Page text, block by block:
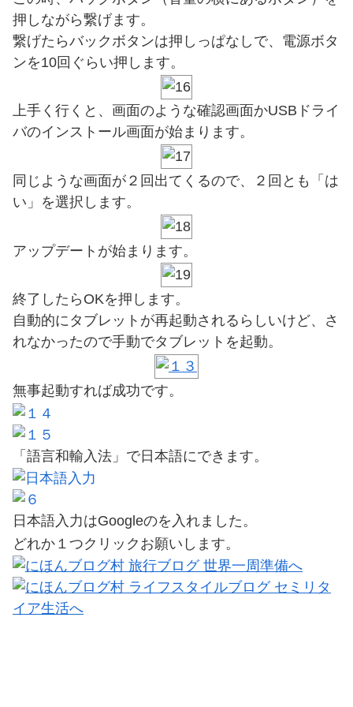
押しながら繋げます。
繋げたらバックボタンは押しっぱなしで、電源ボタ
ンを10回ぐらい押します。
上手く行くと、画面のような確認画面かUSBドライ
バのインストール画面が始まります。
同じような画面が２回出てくるので、２回とも「は
い」を選択します。
アップデートが始まります。
終了したらOKを押します。
自動的にタブレットが再起動されるらしいけど、さ
れなかったので手動でタブレットを起動。
無事起動すれば成功です。
「語言和輸入法」で日本語にできます。
日本語入力はGoogleのを入れました。
どれか１つクリックお願いします。